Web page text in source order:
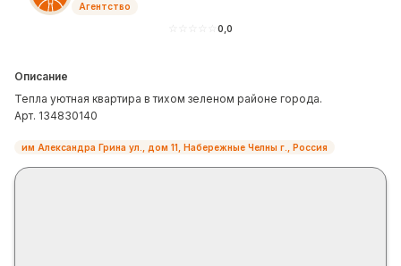
Агентство
0,0
Описание
Тепла уютная квартира в тихом зеленом районе города.
Арт. 134830140
им Александра Грина ул., дом 11, Набережные Челны г., Россия